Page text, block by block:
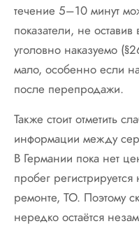
течение 5–10 минут
показатели, не
уголовно наказуемо
мало, особенно если
после перепродажи.
Также стоит отметить
информации между
В Германии пока нет
пробег
ремонте, ТО. Поэтому
нередко остаётся